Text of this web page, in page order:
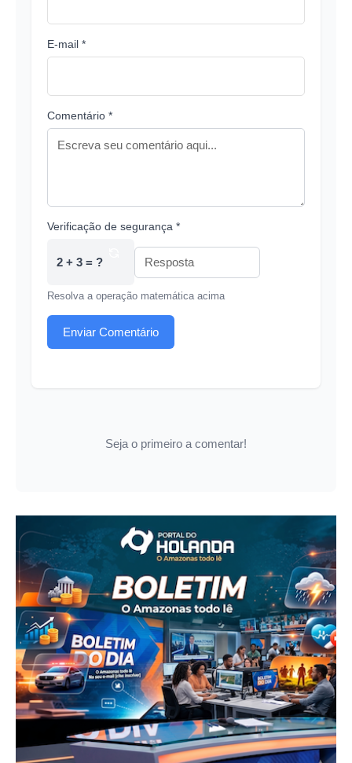
E-mail *
Comentário *
Verificação de segurança *
2 + 3 = ?
Resolva a operação matemática acima
Enviar Comentário
Seja o primeiro a comentar!